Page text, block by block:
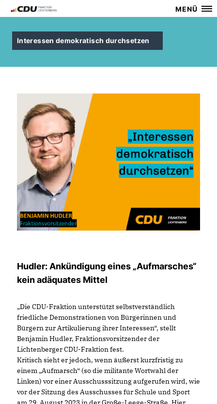
MENÜ
Interessen demokratisch durchsetzen
Hudler: Ankündigung eines „Aufmarsches“
kein adäquates Mittel
Die CDU-Fraktion unterstützt selbstverständlich
friedliche Demonstrationen von Bürgerinnen und
Bürgern zur Artikulierung ihrer Interessen“, stellt
Benjamin Hudler, Fraktionsvorsitzender der
Lichtenberger CDU-Fraktion fest.
Kritisch sieht er jedoch, wenn äußerst kurzfristig zu
einem „Aufmarsch“ (so die militante Wortwahl der
Linken) vor einer Ausschusssitzung aufgerufen wird, wie
vor der Sitzung des Ausschusses für Schule und Sport